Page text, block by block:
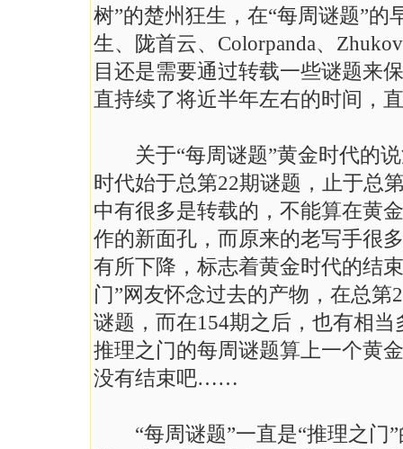
树”的楚州狂生，在“每周谜题”
生、陇首云、Colorpanda、
目还是需要通过转载一些谜题来
直持续了将近半年左右的时间，
关于“每周谜题”黄金时代的说
时代始于总第22期谜题，止于总
中有很多是转载的，不能算在黄
作的新面孔，而原来的老写手很
有所下降，标志着黄金时代的结
门”网友怀念过去的产物，在总
谜题，而在154期之后，也有相
推理之门的每周谜题算上一个黄
没有结束吧……
“每周谜题”一直是“推理之门”